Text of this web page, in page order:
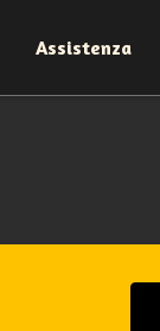
Assistenza